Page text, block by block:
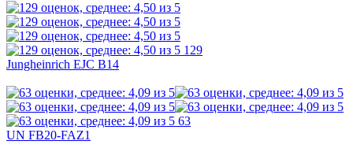
129
Jungheinrich EJC B14
63
UN FB20-FAZ1